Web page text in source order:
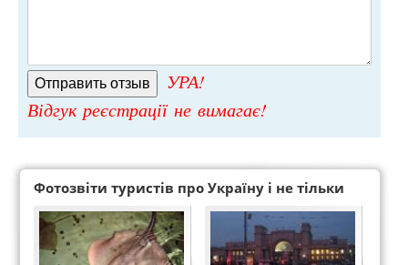
УРА!
Відгук реєстрації не вимагає!
Фотозвіти туристів про Україну і не тільки